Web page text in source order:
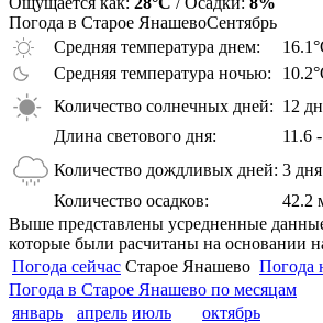
Погода в Старое ЯнашевоСентябрь
Средняя температура днем:
Средняя температура ночью:
Количество солнечных дней: 12
Длина светового дня:
11.6
Количество дождливых дней: 3 дня
Количество осадков:
42.2
Выше представлены усредненные
которые были расчитаны на основании
Погода сейчас Старое Янашево Погода
Погода в Старое Янашево по месяцам
январь
апрель июль
октябрь